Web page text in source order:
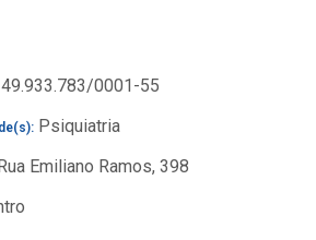
49.933.783/0001-55
Psiquiatria
Emiliano Ramos, 398